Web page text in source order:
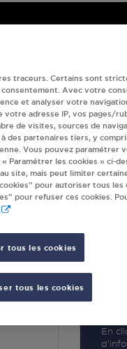
En
traceurs. Certains sont
Avec votre
et analyser votre
adresse IP, vos pages/
de visites, sources de
des partenaires tiers, y
Vous pouvez paramétrer
Paramétrer les cookies » ci-
site, mais peut limiter
pour autoriser tous les
pour refuser ces cookies.
tous les cookies
tous les cookies